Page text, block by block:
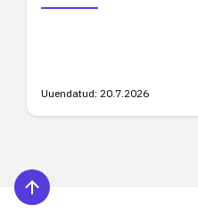
Uuendatud: 20.7.2026